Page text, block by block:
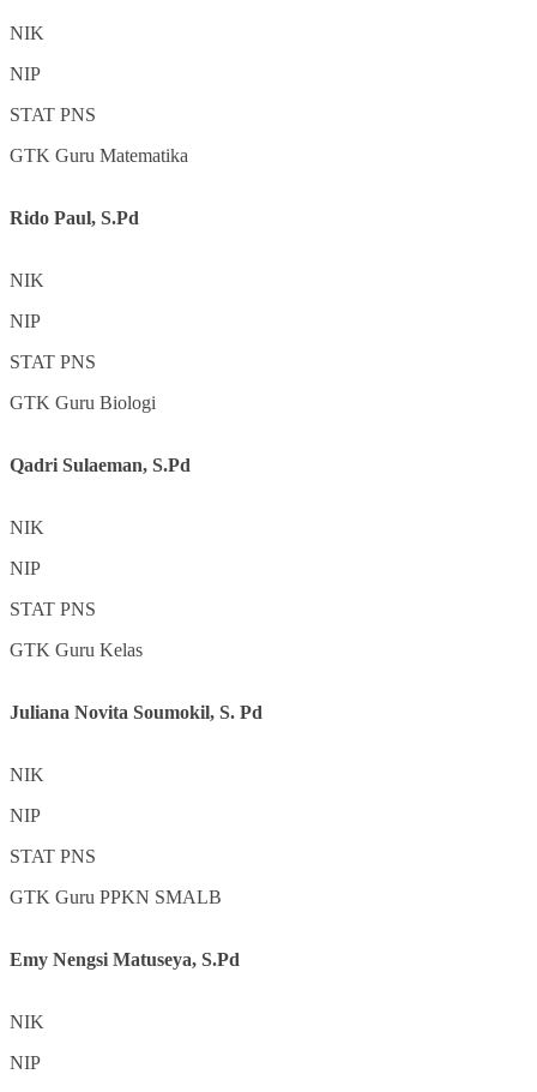
NIK
NIP
STAT PNS
GTK Guru Matematika
Rido Paul, S.Pd
NIK
NIP
STAT PNS
GTK Guru Biologi
Qadri Sulaeman, S.Pd
NIK
NIP
STAT PNS
GTK Guru Kelas
Juliana Novita Soumokil, S. Pd
NIK
NIP
STAT PNS
GTK Guru PPKN SMALB
Emy Nengsi Matuseya, S.Pd
NIK
NIP